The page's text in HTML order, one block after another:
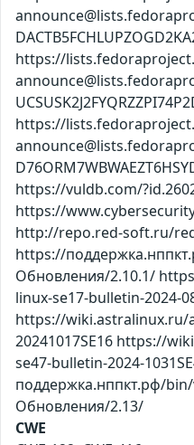
https://
https://
https://vuldb.com/
https://
http://repo.red-soft.ru/
https://
Обновления/2.10.1/
linux-se17-bulletin-2024-
https://wiki.astralinux.ru/
20241017SE16 https://
se47-bulletin-2024-
поддержка.нппкт.рф/
Обновления/2.13/
CWE